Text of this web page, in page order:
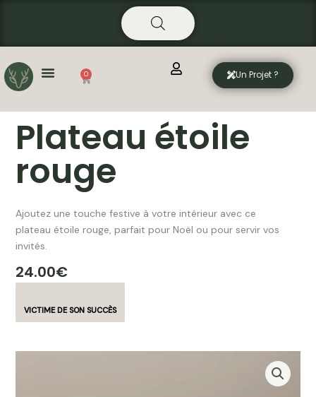
0
Panier Un Projet ?
Plateau étoile
rouge
Ajoutez une touche festive à votre intérieur avec ce
plateau étoile rouge, parfait pour Noël ou pour servir vos
invités.
24.00€